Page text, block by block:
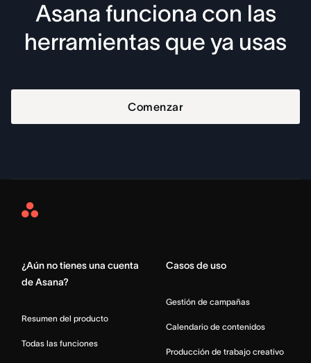
Asana funciona con las
herramientas que ya usas
Comenzar
Asana
¿Aún no tienes una cuenta
de Asana?
Resumen del producto
Todas las funciones
Casos de uso
Gestión de campañas
Calendario de contenidos
Producción de trabajo creativo